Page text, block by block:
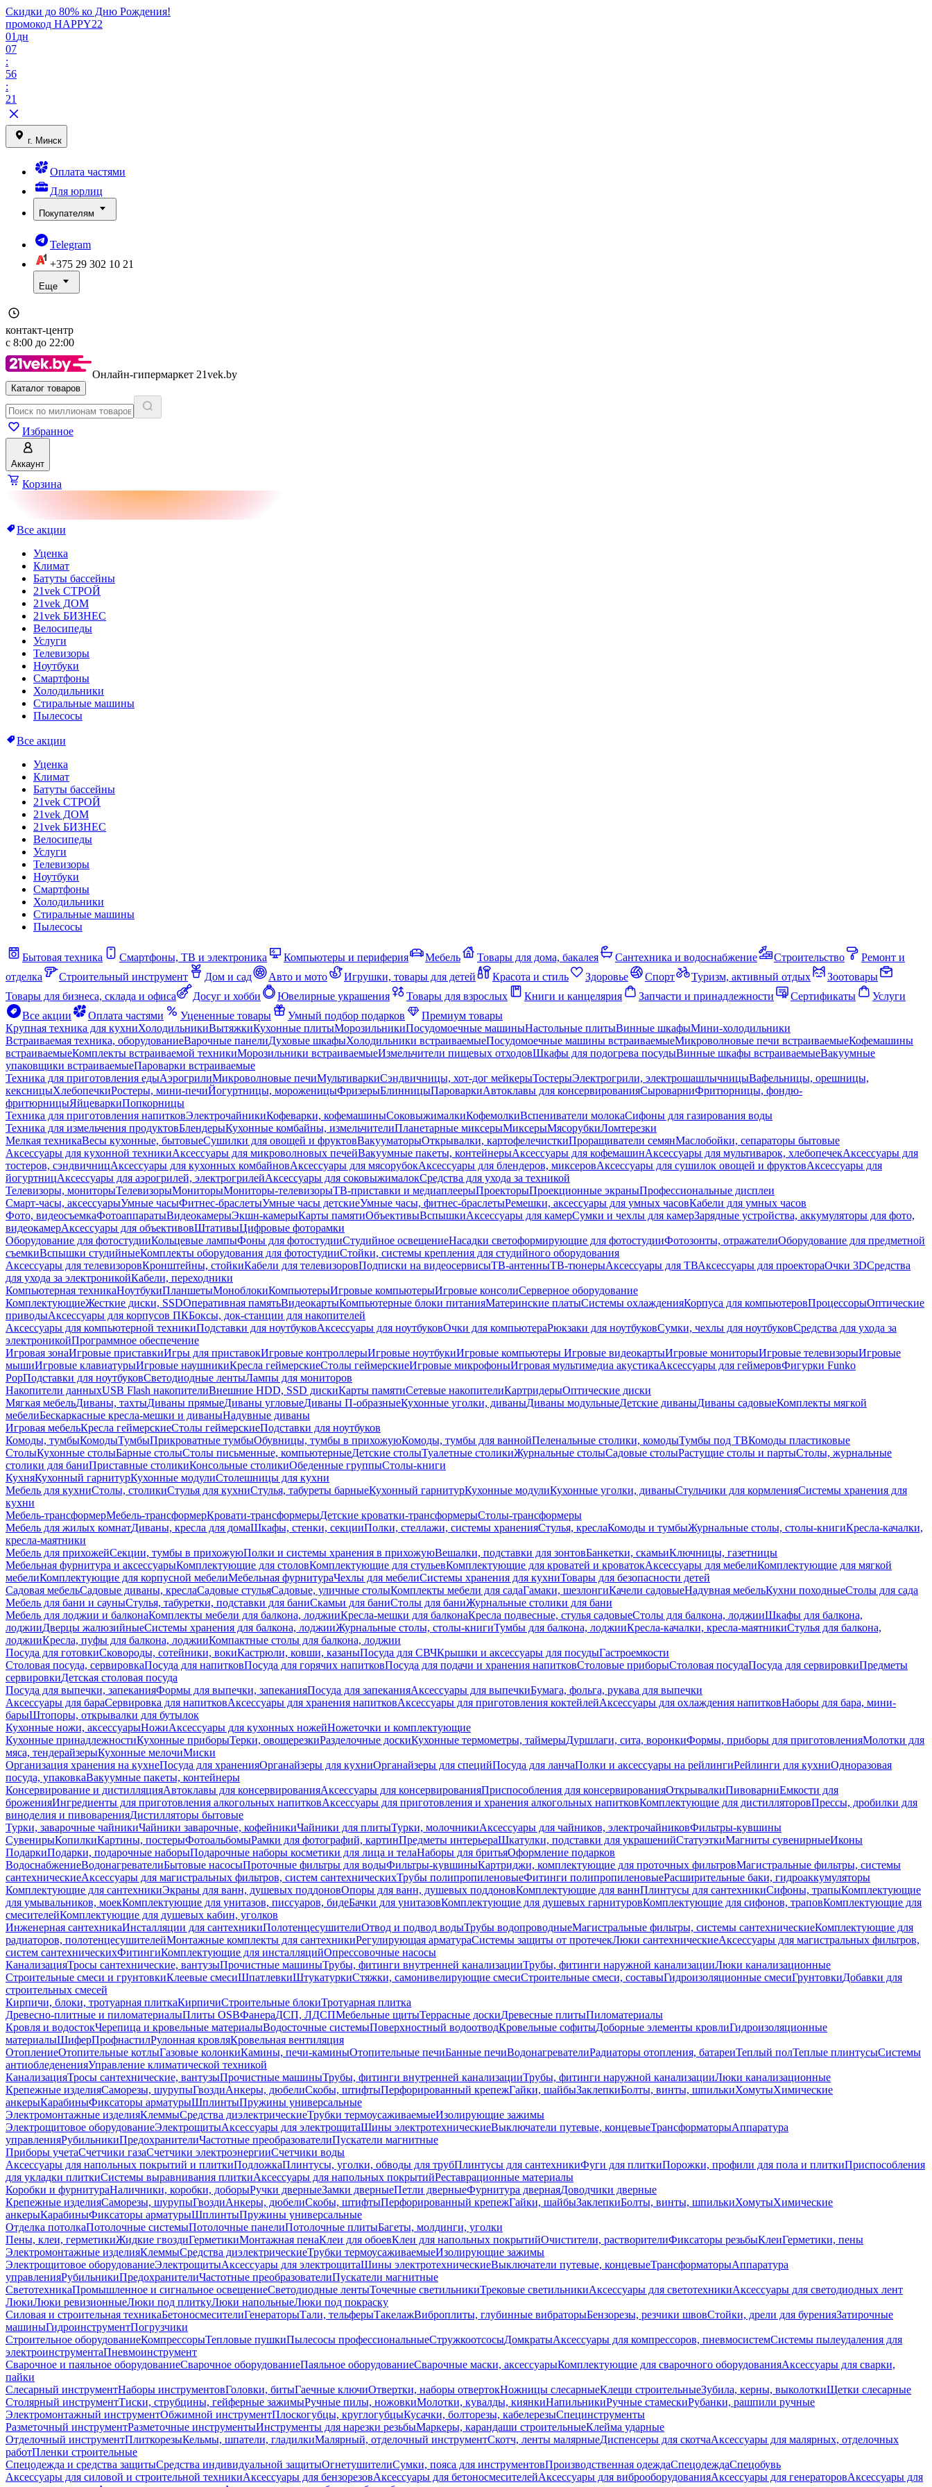
Скидки до 80% ко Дню Рождения!
промокод HAPPY22
01 дн
07
:
56
:
21
г. Минск
Оплата частями
Для юрлиц
Покупателям
Telegram
+375 29 302 10 21
Еще
контакт-центр
с 8:00 до 22:00
Онлайн-гипермаркет 21vek.by
Каталог товаров
Избранное
Аккаунт
Корзина
Все акции
Уценка
Климат
Батуты бассейны
21vek СТРОЙ
21vek ДОМ
21vek БИЗНЕС
Велосипеды
Услуги
Телевизоры
Ноутбуки
Смартфоны
Холодильники
Стиральные машины
Пылесосы
Все акции
Уценка
Климат
Батуты бассейны
21vek СТРОЙ
21vek ДОМ
21vek БИЗНЕС
Велосипеды
Услуги
Телевизоры
Ноутбуки
Смартфоны
Холодильники
Стиральные машины
Пылесосы
Бытовая техника Смартфоны, ТВ и электроника Компьютеры и периферия Мебель Товары для дома, бакалея Сантехника и водоснабжение Строительство
Ремонт и
отделка
Строительный инструмент Дом и сад Авто и мото Игрушки, товары для детей Красота и стиль Здоровье Спорт Туризм, активный отдых
Зоотовары
Товары для бизнеса, склада и офиса
Досуг и хобби Ювелирные украшения Товары для взрослых Книги и канцелярия Запчасти и принадлежности Сертификаты
Услуги
Все акции
Оплата частями Уцененные товары Умный подбор подарков
Премиум товары
Крупная техника для кухниХолодильникиВытяжкиКухонные плитыМорозильникиПосудомоечные машиныНастольные плитыВинные шкафыМини-холодильники
Встраиваемая техника, оборудованиеВарочные панелиДуховые шкафыХолодильники встраиваемыеПосудомоечные машины встраиваемыеМикроволновые печи встраиваемыеКофемашины
встраиваемыеКомплекты встраиваемой техникиМорозильники встраиваемыеИзмельчители пищевых отходовШкафы для подогрева посудыВинные шкафы встраиваемыеВакуумные
упаковщики встраиваемыеПароварки встраиваемые
Техника для приготовления едыАэрогрилиМикроволновые печиМультиваркиСэндвичницы, хот-дог мейкерыТостерыЭлектрогрили, электрошашлычницыВафельницы, орешницы,
кексницыХлебопечкиРостеры, мини-печиЙогуртницы, мороженицыФризерыБлинницыПароваркиАвтоклавы для консервированияСыроварниФритюрницы, фондю-
фритюрницыЯйцеваркиПопкорницы
Техника для приготовления напитковЭлектрочайникиКофеварки, кофемашиныСоковыжималкиКофемолкиВспениватели молокаСифоны для газирования воды
Техника для измельчения продуктовБлендерыКухонные комбайны, измельчителиПланетарные миксерыМиксерыМясорубкиЛомтерезки
Мелкая техникаВесы кухонные, бытовыеСушилки для овощей и фруктовВакууматорыОткрывалки, картофелечисткиПроращиватели семянМаслобойки, сепараторы бытовые
Аксессуары для кухонной техникиАксессуары для микроволновых печейВакуумные пакеты, контейнерыАксессуары для кофемашинАксессуары для мультиварок, хлебопечекАксессуары для
тостеров, сэндвичницАксессуары для кухонных комбайновАксессуары для мясорубокАксессуары для блендеров, миксеровАксессуары для сушилок овощей и фруктовАксессуары для
йогуртницАксессуары для аэрогрилей, электрогрилейАксессуары для соковыжималокСредства для ухода за техникой
Телевизоры, мониторыТелевизорыМониторыМониторы-телевизорыТВ-приставки и медиаплеерыПроекторыПроекционные экраныПрофессиональные дисплеи
Смарт-часы, аксессуарыУмные часыФитнес-браслетыУмные часы детскиеУмные часы, фитнес-браслетыРемешки, аксессуары для умных часовКабели для умных часов
Фото, видеосъемкаФотоаппаратыВидеокамерыЭкшн-камерыКарты памятиОбъективыВспышкиАксессуары для камерСумки и чехлы для камерЗарядные устройства, аккумуляторы для фото,
видеокамерАксессуары для объективовШтативыЦифровые фоторамки
Оборудование для фотостудииКольцевые лампыФоны для фотостудииСтудийное освещениеНасадки светоформирующие для фотостудииФотозонты, отражателиОборудование для предметной
съемкиВспышки студийныеКомплекты оборудования для фотостудииСтойки, системы крепления для студийного оборудования
Аксессуары для телевизоровКронштейны, стойкиКабели для телевизоровПодписки на видеосервисыТВ-антенныТВ-тюнерыАксессуары для ТВАксессуары для проектораОчки 3DСредства
для ухода за электроникойКабели, переходники
Компьютерная техникаНоутбукиПланшетыМоноблокиКомпьютерыИгровые компьютерыИгровые консолиСерверное оборудование
КомплектующиеЖесткие диски, SSDОперативная памятьВидеокартыКомпьютерные блоки питанияМатеринские платыСистемы охлажденияКорпуса для компьютеровПроцессорыОптические
приводыАксессуары для корпусов ПКБоксы, док-станции для накопителей
Аксессуары для компьютерной техникиПодставки для ноутбуковАксессуары для ноутбуковОчки для компьютераРюкзаки для ноутбуковСумки, чехлы для ноутбуковСредства для ухода за
электроникойПрограммное обеспечение
Игровая зонаИгровые приставкиИгры для приставокИгровые контроллерыИгровые ноутбукиИгровые компьютеры Игровые видеокартыИгровые мониторыИгровые телевизорыИгровые
мышиИгровые клавиатурыИгровые наушникиКресла геймерскиеСтолы геймерскиеИгровые микрофоныИгровая мультимедиа акустикаАксессуары для геймеровФигурки Funko
PopПодставки для ноутбуковСветодиодные лентыЛампы для мониторов
Накопители данныхUSB Flash накопителиВнешние HDD, SSD дискиКарты памятиСетевые накопителиКартридерыОптические диски
Мягкая мебельДиваны, тахтыДиваны прямыеДиваны угловыеДиваны П-образныеКухонные уголки, диваныДиваны модульныеДетские диваныДиваны садовыеКомплекты мягкой
мебелиБескаркасные кресла-мешки и диваныНадувные диваны
Игровая мебельКресла геймерскиеСтолы геймерскиеПодставки для ноутбуков
Комоды, тумбыКомодыТумбыПрикроватные тумбыОбувницы, тумбы в прихожуюКомоды, тумбы для ваннойПеленальные столики, комодыТумбы под ТВКомоды пластиковые
СтолыКухонные столыБарные столыСтолы письменные, компьютерныеДетские столыТуалетные столикиЖурнальные столыСадовые столыРастущие столы и партыСтолы, журнальные
столики для баниПриставные столикиКонсольные столикиОбеденные группыСтолы-книги
КухняКухонный гарнитурКухонные модулиСтолешницы для кухни
Мебель для кухниСтолы, столикиСтулья для кухниСтулья, табуреты барныеКухонный гарнитурКухонные модулиКухонные уголки, диваныСтульчики для кормленияСистемы хранения для
кухни
Мебель-трансформерМебель-трансформерКровати-трансформерыДетские кроватки-трансформерыСтолы-трансформеры
Мебель для жилых комнатДиваны, кресла для домаШкафы, стенки, секцииПолки, стеллажи, системы храненияСтулья, креслаКомоды и тумбыЖурнальные столы, столы-книгиКресла-качалки,
кресла-маятники
Мебель для прихожейСекции, тумбы в прихожуюПолки и системы хранения в прихожуюВешалки, подставки для зонтовБанкетки, скамьиКлючницы, газетницы
Мебельная фурнитура и аксессуарыКомплектующие для столовКомплектующие для стульевКомплектующие для кроватей и кроватокАксессуары для мебелиКомплектующие для мягкой
мебелиКомплектующие для корпусной мебелиМебельная фурнитураЧехлы для мебелиСистемы хранения для кухниТовары для безопасности детей
Садовая мебельСадовые диваны, креслаСадовые стульяСадовые, уличные столыКомплекты мебели для садаГамаки, шезлонгиКачели садовыеНадувная мебельКухни походныеСтолы для сада
Мебель для бани и сауныСтулья, табуретки, подставки для баниСкамьи для баниСтолы для баниЖурнальные столики для бани
Мебель для лоджии и балконаКомплекты мебели для балкона, лоджииКресла-мешки для балконаКресла подвесные, стулья садовыеСтолы для балкона, лоджииШкафы для балкона,
лоджииДверцы жалюзийныеСистемы хранения для балкона, лоджииЖурнальные столы, столы-книгиТумбы для балкона, лоджииКресла-качалки, кресла-маятникиСтулья для балкона,
лоджииКресла, пуфы для балкона, лоджииКомпактные столы для балкона, лоджии
Посуда для готовкиСковороды, сотейники, вокиКастрюли, ковши, казаныПосуда для СВЧКрышки и аксессуары для посудыГастроемкости
Столовая посуда, сервировкаПосуда для напитковПосуда для горячих напитковПосуда для подачи и хранения напитковСтоловые приборыСтоловая посудаПосуда для сервировкиПредметы
сервировкиДетская столовая посуда
Посуда для выпечки, запеканияФормы для выпечки, запеканияПосуда для запеканияАксессуары для выпечкиБумага, фольга, рукава для выпечки
Аксессуары для бараСервировка для напитковАксессуары для хранения напитковАксессуары для приготовления коктейлейАксессуары для охлаждения напитковНаборы для бара, мини-
барыШтопоры, открывалки для бутылок
Кухонные ножи, аксессуарыНожиАксессуары для кухонных ножейНожеточки и комплектующие
Кухонные принадлежностиКухонные приборыТерки, овощерезкиРазделочные доскиКухонные термометры, таймерыДуршлаги, сита, воронкиФормы, приборы для приготовленияМолотки для
мяса, тендерайзерыКухонные мелочиМиски
Организация хранения на кухнеПосуда для храненияОрганайзеры для кухниОрганайзеры для специйПосуда для ланчаПолки и аксессуары на рейлингиРейлинги для кухниОдноразовая
посуда, упаковкаВакуумные пакеты, контейнеры
Консервирование и дистилляцияАвтоклавы для консервированияАксессуары для консервированияПриспособления для консервированияОткрывалкиПивоварниЕмкости для
броженияИнгредиенты для приготовления алкогольных напитковАксессуары для приготовления и хранения алкогольных напитковКомплектующие для дистилляторовПрессы, дробилки для
виноделия и пивоваренияДистилляторы бытовые
Турки, заварочные чайникиЧайники заварочные, кофейникиЧайники для плитыТурки, молочникиАксессуары для чайников, электрочайниковФильтры-кувшины
СувенирыКопилкиКартины, постерыФотоальбомыРамки для фотографий, картинПредметы интерьераШкатулки, подставки для украшенийСтатуэткиМагниты сувенирныеИконы
ПодаркиПодарки, подарочные наборыПодарочные наборы косметики для лица и телаНаборы для бритьяОформление подарков
ВодоснабжениеВодонагревателиБытовые насосыПроточные фильтры для водыФильтры-кувшиныКартриджи, комплектующие для проточных фильтровМагистральные фильтры, системы
сантехническиеАксессуары для магистральных фильтров, систем сантехническихТрубы полипропиленовыеФитинги полипропиленовыеРасширительные баки, гидроаккумуляторы
Комплектующие для сантехникиЭкраны для ванн, душевых поддоновОпоры для ванн, душевых поддоновКомплектующие для ваннПлинтусы для сантехникиСифоны, трапыКомплектующие
для умывальников, моекКомплектующие для унитазов, писсуаров, бидеБачки для унитазовКомплектующие для душевых гарнитуровКомплектующие для сифонов, траповКомплектующие для
смесителейКомплектующие для душевых кабин, уголков
Инженерная сантехникаИнсталляции для сантехникиПолотенцесушителиОтвод и подвод водыТрубы водопроводныеМагистральные фильтры, системы сантехническиеКомплектующие для
радиаторов, полотенцесушителейМонтажные комплекты для сантехникиРегулирующая арматураСистемы защиты от протечекЛюки сантехническиеАксессуары для магистральных фильтров,
систем сантехническихФитингиКомплектующие для инсталляцийОпрессовочные насосы
КанализацияТросы сантехнические, вантузыПрочистные машиныТрубы, фитинги внутренней канализацииТрубы, фитинги наружной канализацииЛюки канализационные
Строительные смеси и грунтовкиКлеевые смесиШпатлевкиШтукатуркиСтяжки, самонивелирующие смесиСтроительные смеси, составыГидроизоляционные смесиГрунтовкиДобавки для
строительных смесей
Кирпичи, блоки, тротуарная плиткаКирпичиСтроительные блокиТротуарная плитка
Древесно-плитные и пиломатериалыПлиты OSBФанераДСП, ЛДСПМебельные щитыТеррасные доскиДревесные плитыПиломатериалы
Кровля и водостокЧерепица и кровельные материалыВодосточные системыПоверхностный водоотводКровельные софитыДоборные элементы кровлиГидроизоляционные
материалыШиферПрофнастилРулонная кровляКровельная вентиляция
ОтоплениеОтопительные котлыГазовые колонкиКамины, печи-каминыОтопительные печиБанные печиВодонагревателиРадиаторы отопления, батареиТеплый полТеплые плинтусыСистемы
антиобледененияУправление климатической техникой
КанализацияТросы сантехнические, вантузыПрочистные машиныТрубы, фитинги внутренней канализацииТрубы, фитинги наружной канализацииЛюки канализационные
Крепежные изделияСаморезы, шурупыГвоздиАнкеры, дюбелиСкобы, штифтыПерфорированный крепежГайки, шайбыЗаклепкиБолты, винты, шпилькиХомутыХимические
анкерыКарабиныФиксаторы арматурыШплинтыПружины универсальные
Электромонтажные изделияКлеммыСредства диэлектрическиеТрубки термоусаживаемыеИзолирующие зажимы
Электрощитовое оборудованиеЭлектрощитыАксессуары для электрощитаШины электротехническиеВыключатели путевые, концевыеТрансформаторыАппаратура
управленияРубильникиПредохранителиЧастотные преобразователиПускатели магнитные
Приборы учетаСчетчики газаСчетчики электроэнергииСчетчики воды
Аксессуары для напольных покрытий и плиткиПодложкаПлинтусы, уголки, обводы для трубПлинтусы для сантехникиФуги для плиткиПорожки, профили для пола и плиткиПриспособления
для укладки плиткиСистемы выравнивания плиткиАксессуары для напольных покрытийРеставрационные материалы
Коробки и фурнитураНаличники, коробки, доборыРучки дверныеЗамки дверныеПетли дверныеФурнитура двернаяДоводчики дверные
Крепежные изделияСаморезы, шурупыГвоздиАнкеры, дюбелиСкобы, штифтыПерфорированный крепежГайки, шайбыЗаклепкиБолты, винты, шпилькиХомутыХимические
анкерыКарабиныФиксаторы арматурыШплинтыПружины универсальные
Отделка потолкаПотолочные системыПотолочные панелиПотолочные плитыБагеты, молдинги, уголки
Пены, клеи, герметикиЖидкие гвоздиГерметикиМонтажная пенаКлеи для обоевКлеи для напольных покрытийОчистители, растворителиФиксаторы резьбыКлеиГерметики, пены
Электромонтажные изделияКлеммыСредства диэлектрическиеТрубки термоусаживаемыеИзолирующие зажимы
Электрощитовое оборудованиеЭлектрощитыАксессуары для электрощитаШины электротехническиеВыключатели путевые, концевыеТрансформаторыАппаратура
управленияРубильникиПредохранителиЧастотные преобразователиПускатели магнитные
СветотехникаПромышленное и сигнальное освещениеСветодиодные лентыТочечные светильникиТрековые светильникиАксессуары для светотехникиАксессуары для светодиодных лент
ЛюкиЛюки ревизионныеЛюки под плиткуЛюки напольныеЛюки под покраску
Силовая и строительная техникаБетоносмесителиГенераторыТали, тельферыТакелажВиброплиты, глубинные вибраторыБензорезы, резчики швовСтойки, дрели для буренияЗатирочные
машиныГидроинструментПогрузчики
Строительное оборудованиеКомпрессорыТепловые пушкиПылесосы профессиональныеСтружкоотсосыДомкратыАксессуары для компрессоров, пневмосистемСистемы пылеудаления для
электроинструментаПневмоинструмент
Сварочное и паяльное оборудованиеСварочное оборудованиеПаяльное оборудованиеСварочные маски, аксессуарыКомплектующие для сварочного оборудованияАксессуары для сварки,
пайки
Слесарный инструментНаборы инструментовГоловки, битыГаечные ключиОтвертки, наборы отвертокНожницы слесарныеКлещи строительныеЗубила, керны, выколоткиЩетки слесарные
Столярный инструментТиски, струбцины, гейферные зажимыРучные пилы, ножовкиМолотки, кувалды, киянкиНапильникиРучные стамескиРубанки, рашпили ручные
Электромонтажный инструментОбжимной инструментПлоскогубцы, круглогубцыКусачки, болторезы, кабелерезыСпецинструменты
Разметочный инструментРазметочные инструментыИнструменты для нарезки резьбыМаркеры, карандаши строительныеКлейма ударные
Отделочный инструментПлиткорезыКельмы, шпатели, гладилкиМалярный, отделочный инструментСкотч, ленты малярныеДиспенсеры для скотчаАксессуары для малярных, отделочных
работПленки строительные
Спецодежда и средства защитыСредства индивидуальной защитыОгнетушителиСумки, пояса для инструментовПроизводственная одеждаСпецодеждаСпецобувь
Аксессуары для силовой и строительной техникиАксессуары для бензорезовАксессуары для бетоносмесителейАксессуары для виброоборудованияАксессуары для генераторовАксессуары для